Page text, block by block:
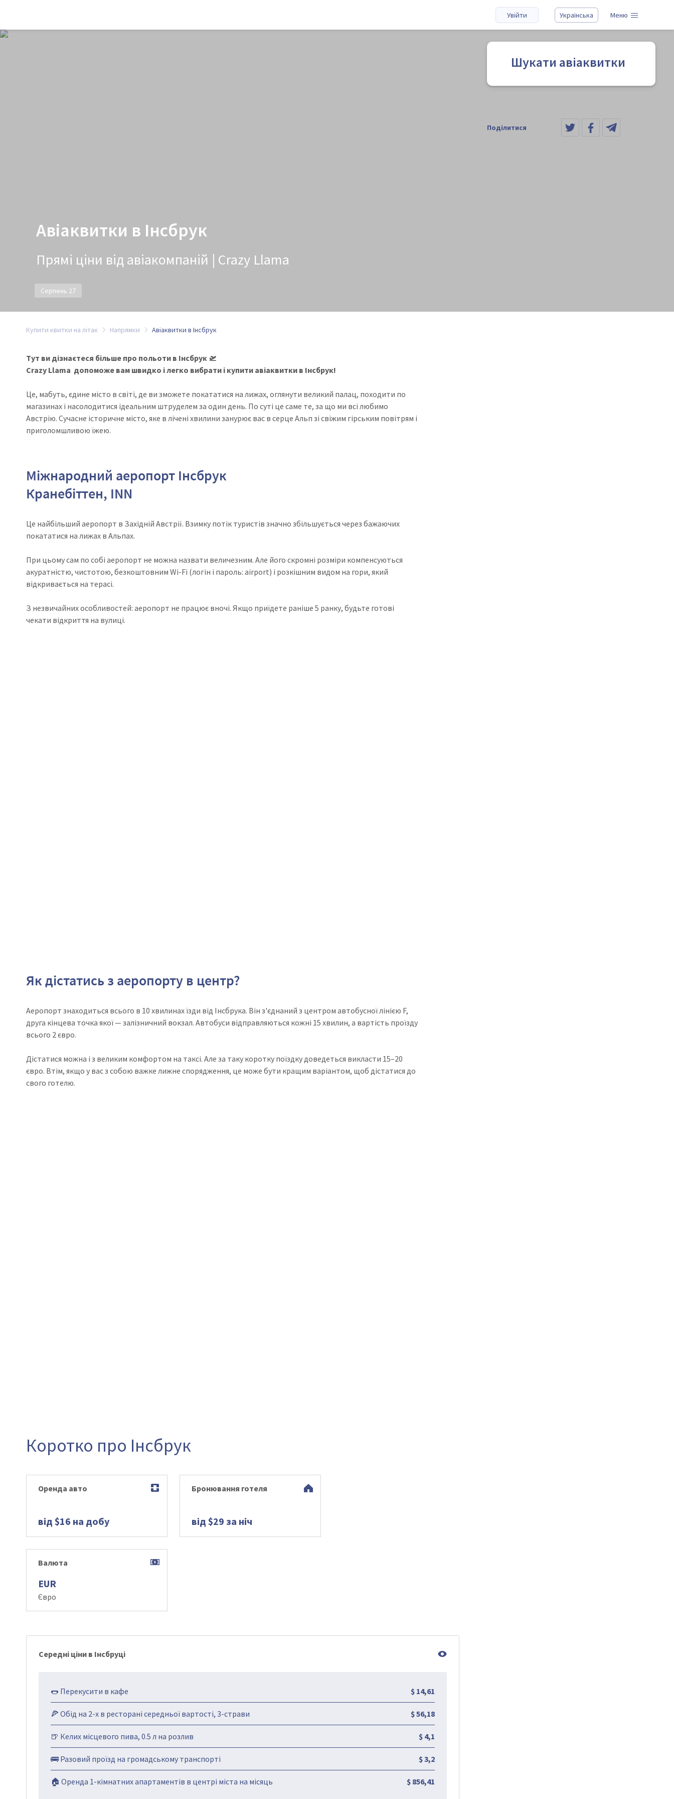
Увійти Українська Меню
Авіаквитки в Інсбрук
Прямі ціни від авіакомпаній | Crazy Llama
Серпень 27
Шукати авіаквитки
Поділитися
Купити квитки на літак Напрямки Авіаквитки в Інсбрук
Тут ви дізнаєтеся більше про польоти в Інсбрук 🛫
Crazy Llama допоможе вам швидко і легко вибрати і купити авіаквитки в Інсбрук!
Це, мабуть, єдине місто в світі, де ви зможете покататися на лижах, оглянути великий палац, походити по
магазинах і насолодитися ідеальним штруделем за один день. По суті це саме те, за що ми всі любимо
Австрію. Сучасне історичне місто, яке в лічені хвилини занурює вас в серце Альп зі свіжим гірським повітрям і
приголомшливою їжею.
Міжнародний аеропорт Інсбрук
Кранебіттен, INN
Це найбільший аеропорт в Західній Австрії. Взимку потік туристів значно збільшується через бажаючих
покататися на лижах в Альпах.
При цьому сам по собі аеропорт не можна назвати величезним. Але його скромні розміри компенсуються
акуратністю, чистотою, безкоштовним Wi-Fi (логін і пароль: airport) і розкішним видом на гори, який
відкривається на терасі.
З незвичайних особливостей: аеропорт не працює вночі. Якщо приїдете раніше 5 ранку, будьте готові
чекати відкриття на вулиці.
Як дістатись з аеропорту в центр?
Аеропорт знаходиться всього в 10 хвилинах їзди від Інсбрука. Він з'єднаний з центром автобусної лінією F,
друга кінцева точка якої — залізничний вокзал. Автобуси відправляються кожні 15 хвилин, а вартість проїзду
всього 2 євро.
Дістатися можна і з великим комфортом на таксі. Але за таку коротку поїздку доведеться викласти 15–20
євро. Втім, якщо у вас з собою важке лижне спорядження, це може бути кращим варіантом, щоб дістатися до
свого готелю.
Коротко про Інсбрук
Оренда авто
від $16 на добу
Бронювання готеля
від $29 за ніч
Валюта
EUR
Євро
Середні ціни в Інсбруці
🌭 Перекусити в кафе $ 14,61
🍕 Обід на 2-х в ресторані середньої вартості, 3-страви $ 56,18
🍺 Келих місцевого пива, 0.5 л на розлив $ 4,1
🚌 Разовий проїзд на громадському транспорті $ 3,2
🏠 Оренда 1-кімнатних апартаментів в центрі міста на місяць $ 856,41